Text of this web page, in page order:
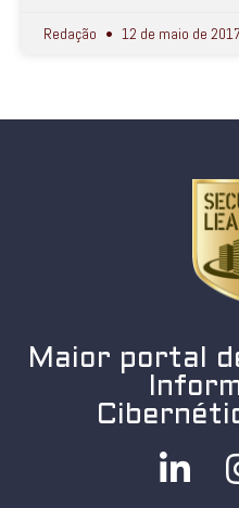
Redação 12 de maio de
Maior portal